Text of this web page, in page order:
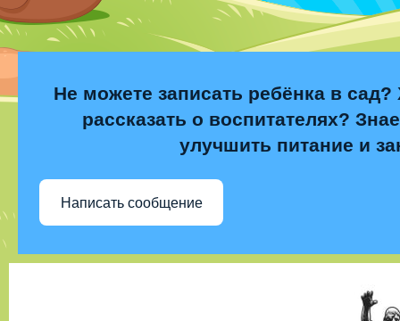
Не можете записать ребёнка в сад?
рассказать о воспитателях?
улучшить питание и
Написать сообщение